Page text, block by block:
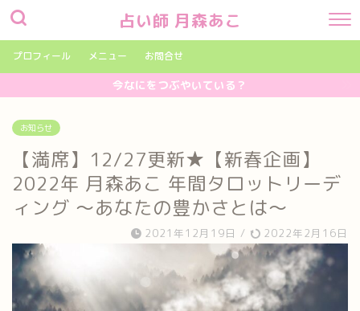
占い師 月森あこ
プロフィール メニュー お問合せ
今なにをつぶやいている？
お知らせ
【満席】12/27更新★【新春企画】
2022年 月森あこ 年間タロットリーデ
ィング ～あなたの豊かさとは～
2021年12月19日 / 2022年2月16日